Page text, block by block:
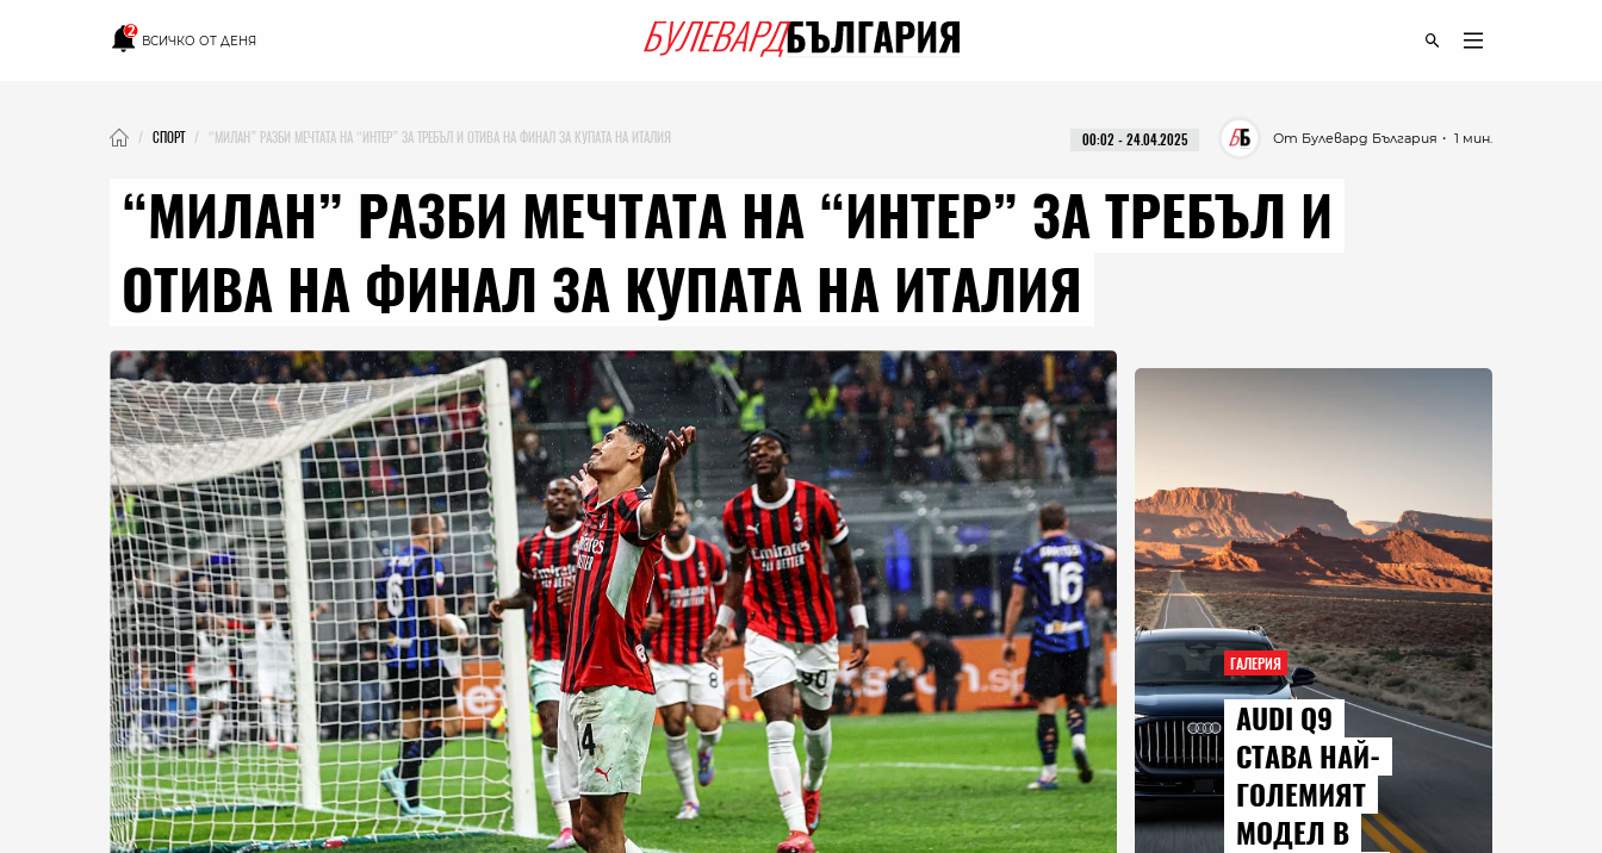
2
ВСИЧКО ОТ ДЕНЯ
СПОРТ “МИЛАН” РАЗБИ МЕЧТАТА НА “ИНТЕР” ЗА ТРЕБЪЛ И ОТИВА НА ФИНАЛ ЗА КУПАТА НА ИТАЛИЯ ・ 1 мин.
От Булевард България
00:02 - 24.04.2025
“МИЛАН” РАЗБИ МЕЧТАТА НА “ИНТЕР” ЗА ТРЕБЪЛ И
ОТИВА НА ФИНАЛ ЗА КУПАТА НА ИТАЛИЯ
ГАЛЕРИЯ
AUDI Q9
СТАВА НАЙ-
ГОЛЕМИЯТ
МОДЕЛ В